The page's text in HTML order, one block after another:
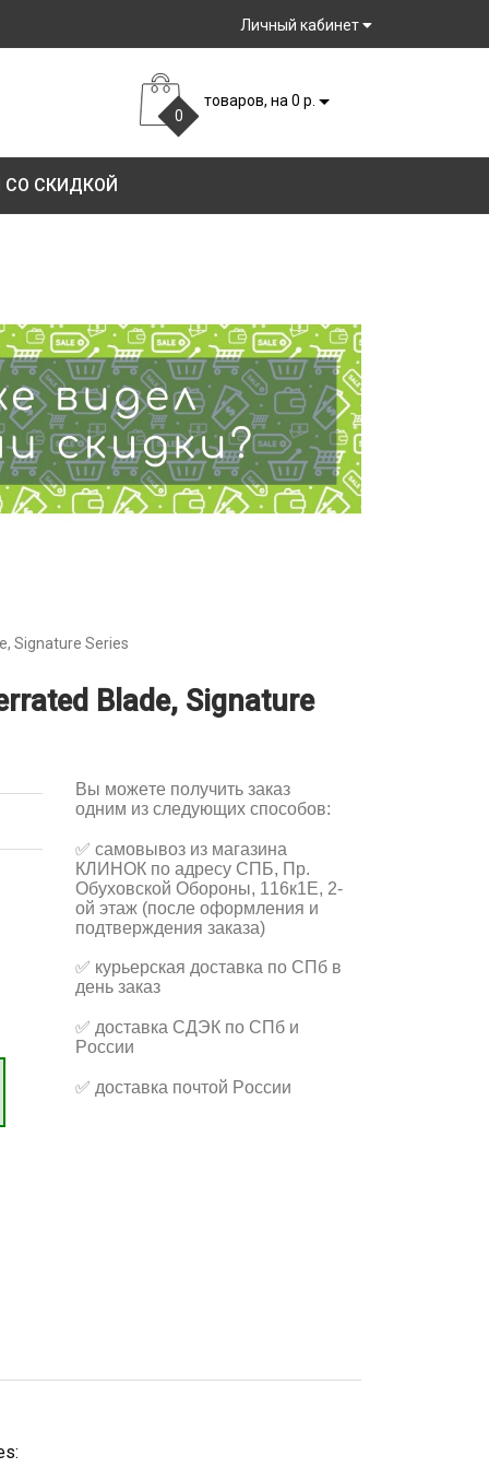
Личный кабинет
0
товаров, на 0 р.
СО СКИДКОЙ
Signature Series
Blade, Signature
Вы можете получить заказ
одним из следующих способов:
✅ самовывоз из магазина
КЛИНОК по адресу СПБ, Пр.
Обуховской Обороны, 116к1Е, 2-
ой этаж (после оформления и
подтверждения заказа)
✅ курьерская доставка по СПб в
день заказ
✅ доставка СДЭК по СПб и
России
✅ доставка почтой России